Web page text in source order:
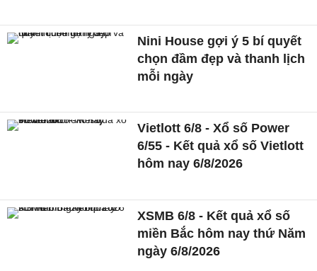
Nini House gợi ý 5 bí quyết
chọn đầm đẹp và thanh lịch
mỗi ngày
Vietlott 6/8 - Xổ số Power
6/55 - Kết quả xổ số Vietlott
hôm nay 6/8/2026
XSMB 6/8 - Kết quả xổ số
miền Bắc hôm nay thứ Năm
ngày 6/8/2026